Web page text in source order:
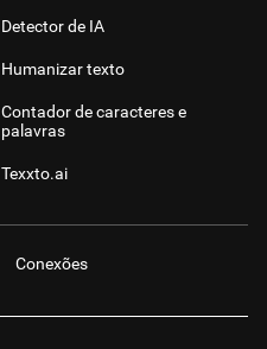
Detector de IA
Humanizar texto
Contador de caracteres e
palavras
Texxto.ai
Conexões